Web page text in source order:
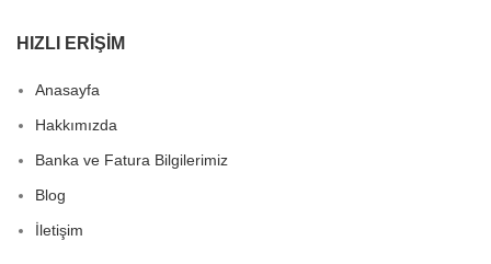
HIZLI ERIŞIM
Anasayfa
Hakkımızda
Banka ve Fatura Bilgilerimiz
Blog
İletişim